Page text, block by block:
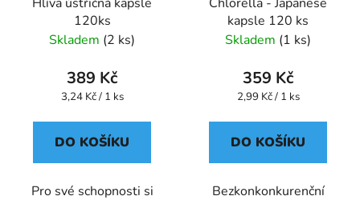
120ks
Skladem (2 ks)
389 Kč
Měrná
3,24 Kč / 1 ks
DO KOŠÍKU
Pro své schopnosti si
kapsle 120 ks
Skladem (1 ks)
359 Kč
Měrná
2,99 Kč / 1 ks
DO KOŠÍKU
Bezkonkonkurenční